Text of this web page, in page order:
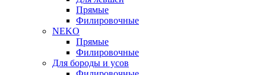
Прямые
Филировочные
NEKO
Прямые
Филировочные
Для бороды и усов